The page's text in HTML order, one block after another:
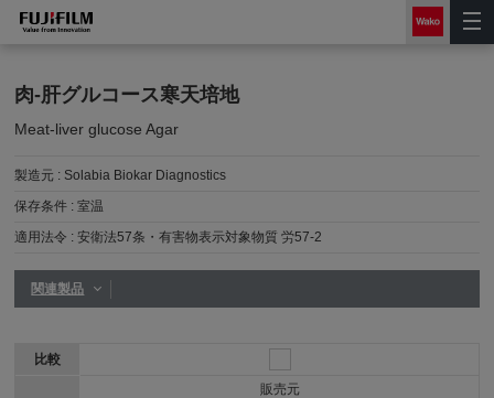
肉-肝グルコース寒天培地
Meat-liver glucose Agar
製造元 : Solabia Biokar Diagnostics
保存条件 :室温
適用法令 :安衛法57条・有害物表示対象物質 労57-2
関連製品
比較
販売元